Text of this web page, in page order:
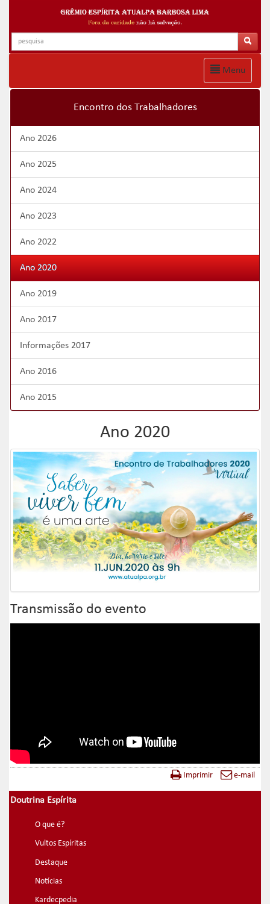
Menu
Encontro dos Trabalhadores
Ano 2026
Ano 2025
Ano 2024
Ano 2023
Ano 2022
Ano 2020
Ano 2019
Ano 2017
Informações 2017
Ano 2016
Ano 2015
Ano 2020
Transmissão do evento
Imprimir e-mail
Doutrina Espírita
O que é?
Vultos Espíritas
Destaque
Notícias
Kardecpedia